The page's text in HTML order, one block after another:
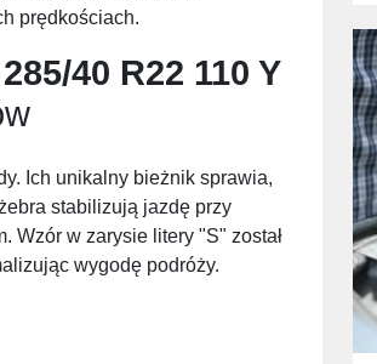
prędkościach.
40 R22 110 Y
Ich unikalny bieżnik sprawia,
stabilizują jazdę przy
Wzór w zarysie litery "S" został
wygodę podróży.